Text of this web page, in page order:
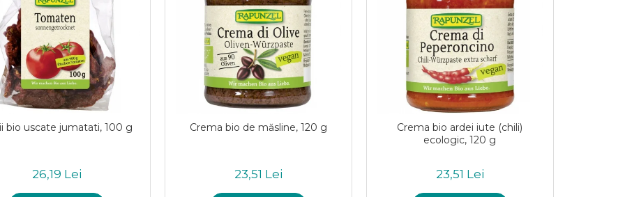
bio uscate jumatati, 100 g
26,19 Lei
Crema bio de măsline, 120 g
23,51 Lei
Crema bio ardei iute (chili)
ecologic, 120 g
23,51 Lei